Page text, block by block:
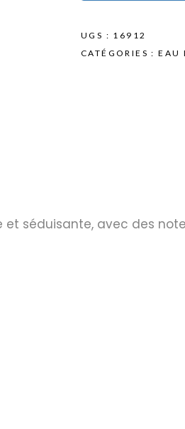
UGS : 16912
CATÉGORIES :EAU
séduisante, avec des